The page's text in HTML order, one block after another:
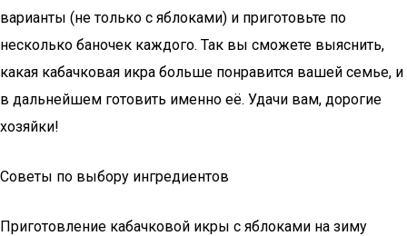
варианты (не только с яблоками) и приготовьте по
несколько баночек каждого. Так вы сможете выяснить,
какая кабачковая икра больше понравится вашей семье, и
в дальнейшем готовить именно её. Удачи вам, дорогие
хозяйки!
Советы по выбору ингредиентов
Приготовление кабачковой икры с яблоками на зиму